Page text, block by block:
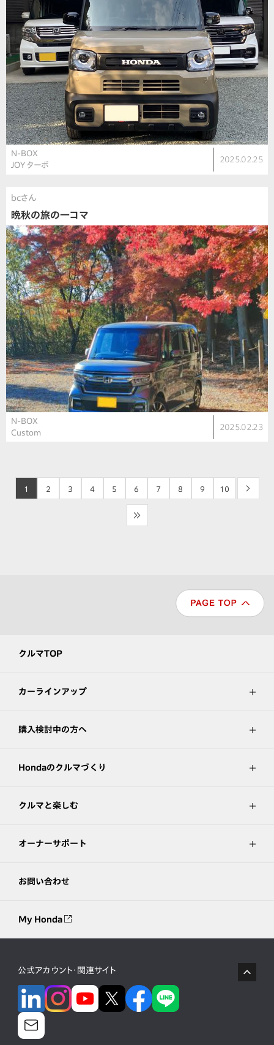
N-BOX
JOY ターボ
2025.02.25
bcさん
晩秋の旅の一コマ
N-BOX
Custom
2025.02.23
1 2 3 4 5 6 7 8 9 10 >
>>
クルマTOP
カーラインアップ
購入検討中の方へ
Hondaのクルマづくり
クルマと楽しむ
オーナーサポート
お問い合わせ
My Honda
公式アカウント・関連サイト